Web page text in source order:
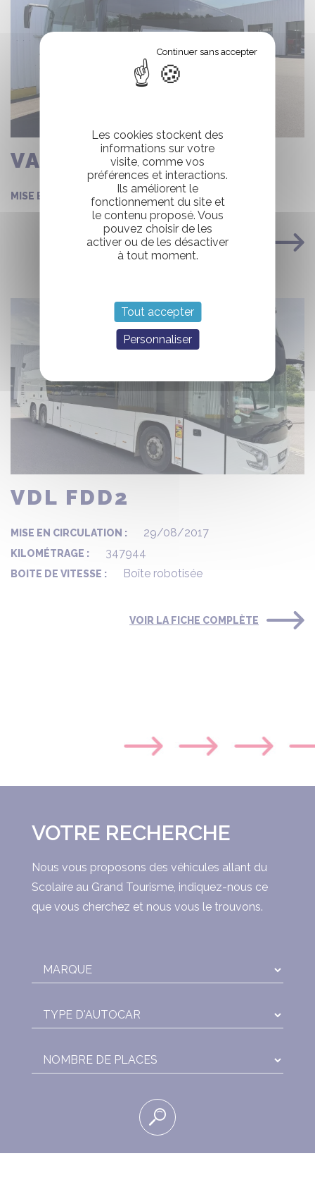
VANHOOL EX16
MISE EN CIRCULATION : 23/01/2018
VOIR LA FICHE COMPLÈTE
VDL FDD2
MISE EN CIRCULATION : 29/08/2017
KILOMÉTRAGE : 347944
BOITE DE VITESSE : Boîte robotisée
VOIR LA FICHE COMPLÈTE
VOTRE RECHERCHE
Nous vous proposons des véhicules allant du
Scolaire au Grand Tourisme, indiquez-nous ce
que vous cherchez et nous vous le trouvons.
MARQUE
TYPE D'AUTOCAR
NOMBRE DE PLACES
Les cookies stockent des
informations sur votre
visite, comme vos
préférences et interactions.
Ils améliorent le
fonctionnement du site et
le contenu proposé. Vous
pouvez choisir de les
activer ou de les désactiver
à tout moment.
Tout accepter
Personnaliser